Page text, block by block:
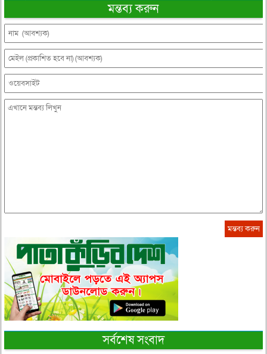
মন্তব্য করুন
সর্বশেষ সংবাদ